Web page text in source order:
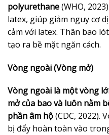
polyurethane(WHO,
latex, giúp giảm nguy cơ
cảm với latex. Thân bao
tạo ra bề mặt ngăn cách.
Vòng ngoài (Vòng mở)
Vòng ngoài là một vòng
mở của bao và luôn nằm
phần âm hộ(CDC, 2022).
bị đẩy hoàn toàn vào